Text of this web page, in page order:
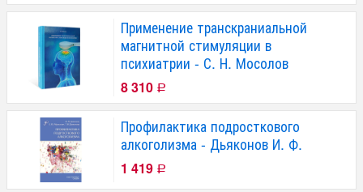
Применение транскраниальной
магнитной стимуляции в
психиатрии - С. Н. Мосолов
8 310 Р
Профилактика подросткового
алкоголизма - Дьяконов И. Ф.
1 419 Р